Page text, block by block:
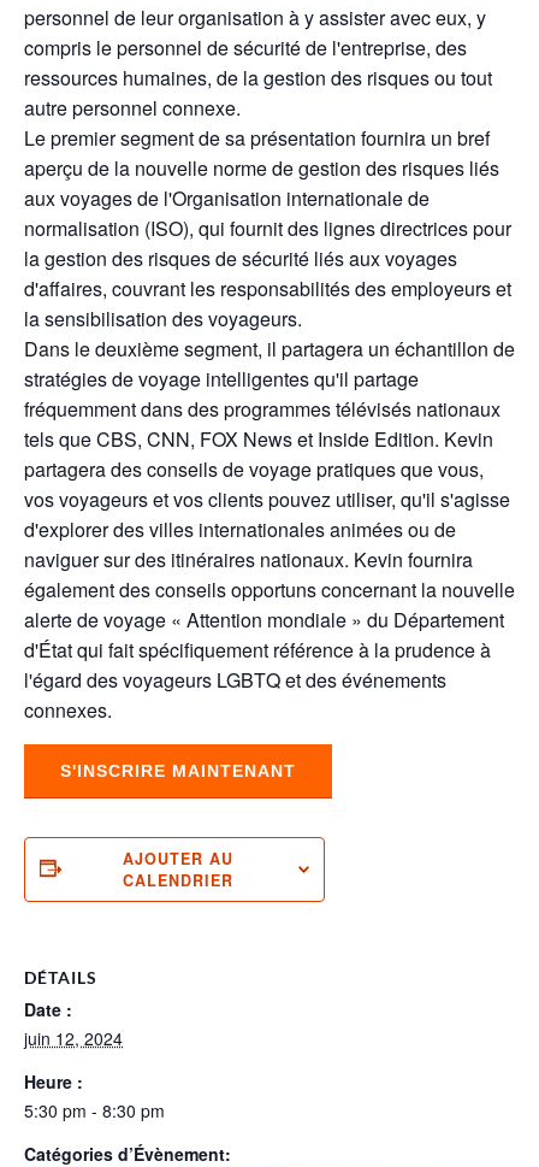
personnel de leur organisation à y assister avec eux, y
compris le personnel de sécurité de l'entreprise, des
ressources humaines, de la gestion des risques ou tout
autre personnel connexe.
Le premier segment de sa présentation fournira un bref
aperçu de la nouvelle norme de gestion des risques liés
aux voyages de l'Organisation internationale de
normalisation (ISO), qui fournit des lignes directrices pour
la gestion des risques de sécurité liés aux voyages
d'affaires, couvrant les responsabilités des employeurs et
la sensibilisation des voyageurs.
Dans le deuxième segment, il partagera un échantillon de
stratégies de voyage intelligentes qu'il partage
fréquemment dans des programmes télévisés nationaux
tels que CBS, CNN, FOX News et Inside Edition. Kevin
partagera des conseils de voyage pratiques que vous,
vos voyageurs et vos clients pouvez utiliser, qu'il s'agisse
d'explorer des villes internationales animées ou de
naviguer sur des itinéraires nationaux. Kevin fournira
également des conseils opportuns concernant la nouvelle
alerte de voyage « Attention mondiale » du Département
d'État qui fait spécifiquement référence à la prudence à
l'égard des voyageurs LGBTQ et des événements
connexes.
S'INSCRIRE MAINTENANT
AJOUTER AU
CALENDRIER
DÉTAILS
Date :
juin 12, 2024
Heure :
5:30 pm - 8:30 pm
Catégories d’Évènement: